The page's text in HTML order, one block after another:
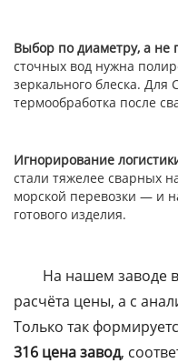
Выбор по диаметру, а не
сточных вод нужна
зеркального блеска. Для
термообработка после
Игнорирование
стали тяжелее сварных
морской перевозки — и
готового изделия.
На нашем заводе
расчёта цены, а с
Только так
316 цена завод,